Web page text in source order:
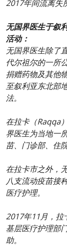
2017年间流离失
无国界医生于叙
活动：
无国界医生除了
代尔祖尔的一所
捐赠药物及其他
至叙利亚东北部
法。
在拉卡（Raqqa
界医生为当地一
苗、门诊部、住
在拉卡市之外，
八支流动疫苗接
医疗护理。
2017年11月，拉
基层医疗护理部
助。